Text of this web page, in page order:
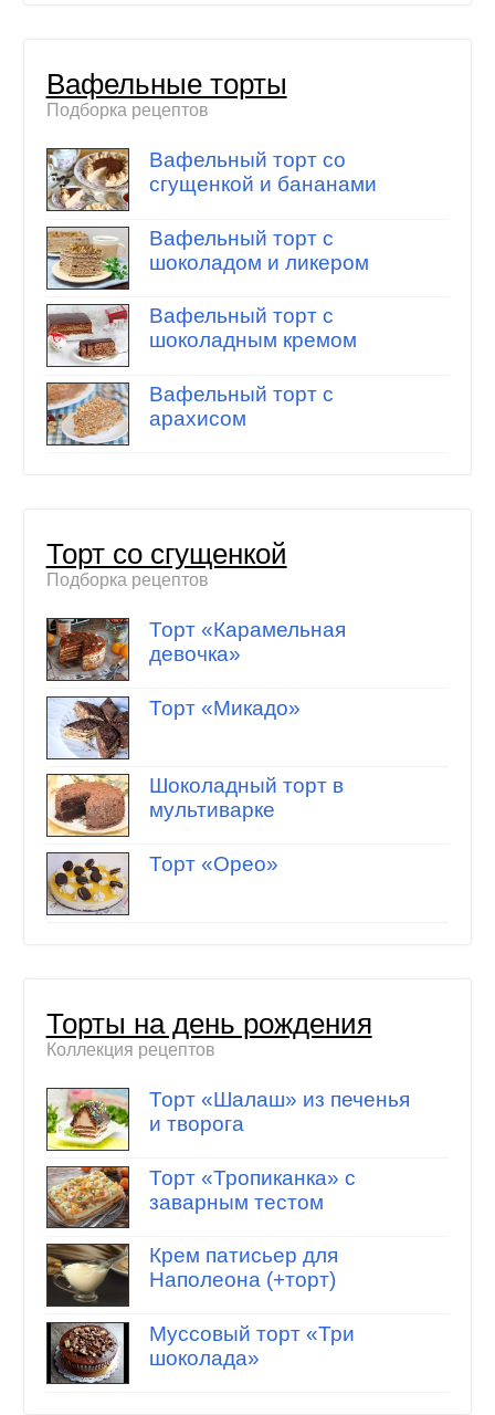
Вафельные торты
Подборка рецептов
Вафельный торт со
сгущенкой и бананами
Вафельный торт с
шоколадом и ликером
Вафельный торт с
шоколадным кремом
Вафельный торт с
арахисом
Торт со сгущенкой
Подборка рецептов
Торт «Карамельная
девочка»
Торт «Микадо»
Шоколадный торт в
мультиварке
Торт «Орео»
Торты на день рождения
Коллекция рецептов
Торт «Шалаш» из печенья
и творога
Торт «Тропиканка» с
заварным тестом
Крем патисьер для
Наполеона (+торт)
Муссовый торт «Три
шоколада»